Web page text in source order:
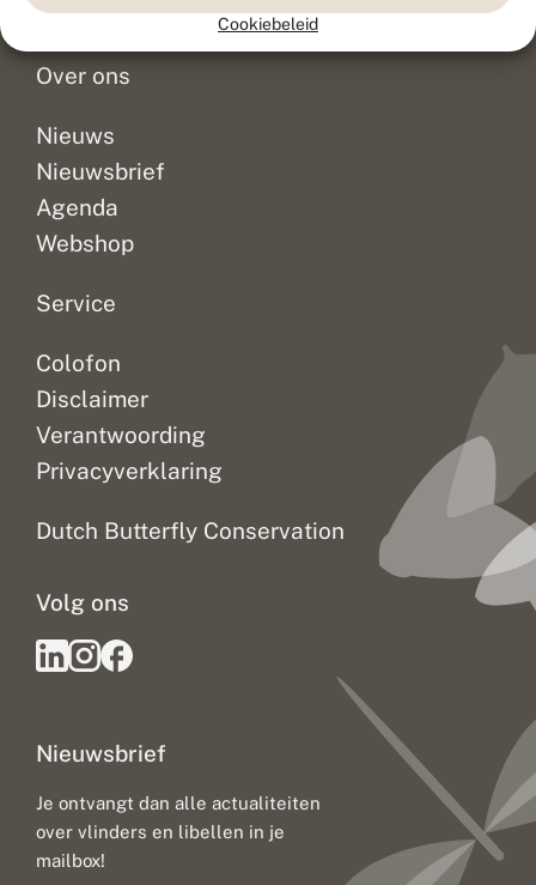
Cookiebeleid
Doneer
Over ons
Nieuws
Nieuwsbrief
Agenda
Webshop
Service
Colofon
Disclaimer
Verantwoording
Privacyverklaring
Dutch Butterfly Conservation
Nieuwsbrief
Je ontvangt dan alle actualiteiten
over vlinders en libellen in je
mailbox!
Volg ons